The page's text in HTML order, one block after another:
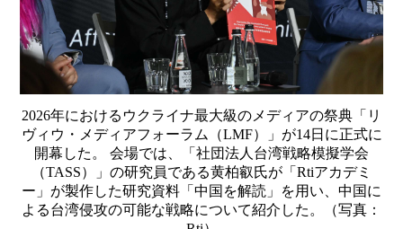
2026年におけるウクライナ最大級のメディアの祭典「リ
ヴィウ・メディアフォーラム（LMF）」が14日に正式に
開幕した。 会場では、「社団法人台湾戦略模擬学会
（TASS）」の研究員である黄柏叡氏が「Rtiアカデミ
ー」が製作した研究資料「中国を解読」を用い、中国に
よる台湾侵攻の可能な戦略について紹介した。（写真：